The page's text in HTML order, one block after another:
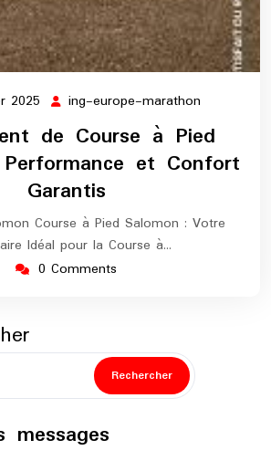
2025 14
février
2025
ing-europe-marathon
europe-
marathon
de Course à Pied
et Confort
Garantis
Course à Pied Salomon : Votre
Idéal pour la Course à…
0 Comments
Rechercher
messages